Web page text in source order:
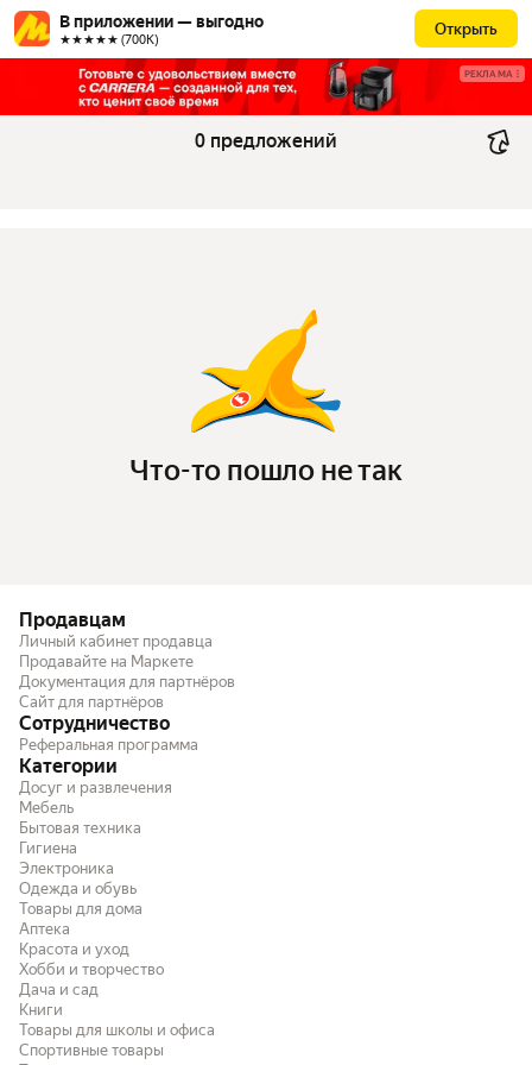
В приложении — выгодно
★★★★★ (700К)
Открыть
РЕКЛАМА
0 предложений
Что-то пошло не так
Продавцам
Личный кабинет продавца
Продавайте на Маркете
Документация для партнёров
Сайт для партнёров
Сотрудничество
Реферальная программа
Категории
Досуг и развлечения
Мебель
Бытовая техника
Гигиена
Электроника
Одежда и обувь
Товары для дома
Аптека
Красота и уход
Хобби и творчество
Дача и сад
Книги
Товары для школы и офиса
Спортивные товары